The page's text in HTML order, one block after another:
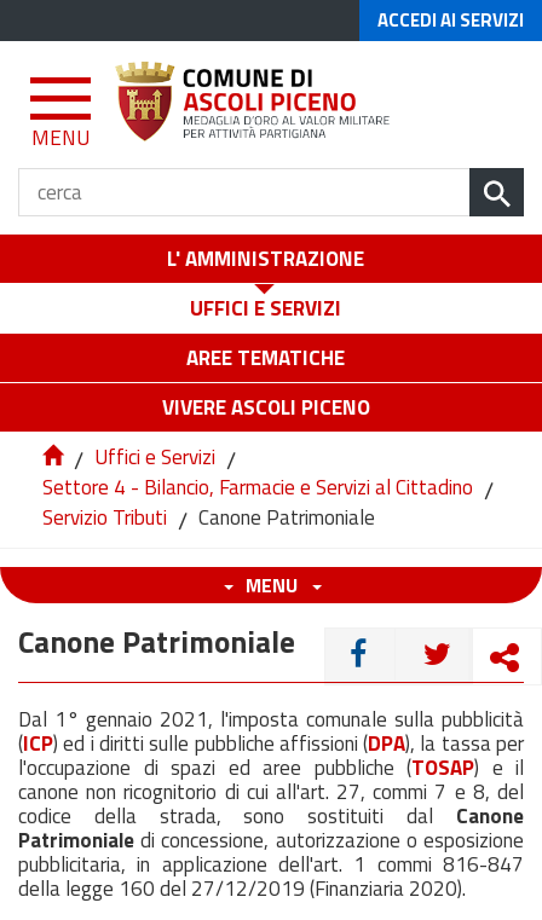
ACCEDI AI SERVIZI
MENU
L' AMMINISTRAZIONE
UFFICI E SERVIZI
AREE TEMATICHE
VIVERE ASCOLI PICENO
/ Uffici e Servizi /
Settore 4 - Bilancio, Farmacie e Servizi al Cittadino /
Servizio Tributi / Canone Patrimoniale
MENU
CONDIVIDI
Canone Patrimoniale
Dal 1° gennaio 2021, l'imposta comunale sulla pubblicità
(ICP) ed i diritti sulle pubbliche affissioni (DPA), la tassa per
l'occupazione di spazi ed aree pubbliche (TOSAP) e il
canone non ricognitorio di cui all'art. 27, commi 7 e 8, del
codice della strada, sono sostituiti dal Canone
Patrimonialedi concessione, autorizzazione o esposizione
pubblicitaria, in applicazione dell'art. 1 commi 816-847
della legge 160 del 27/12/2019 (Finanziaria 2020).